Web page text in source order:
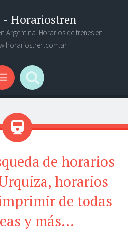
- Horariostren
Argentina. Horarios de trenes en
Menu Search
de horarios
horarios
de todas
y más...